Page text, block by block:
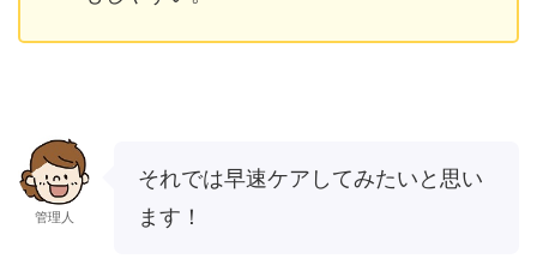
管理人
それでは早速ケアしてみたいと思い
ます！